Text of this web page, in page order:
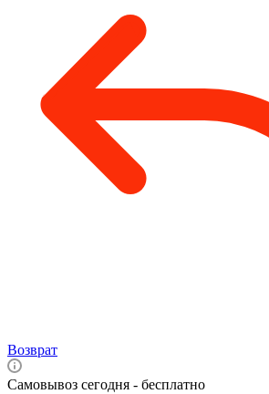
Возврат
Самовывоз сегодня - бесплатно